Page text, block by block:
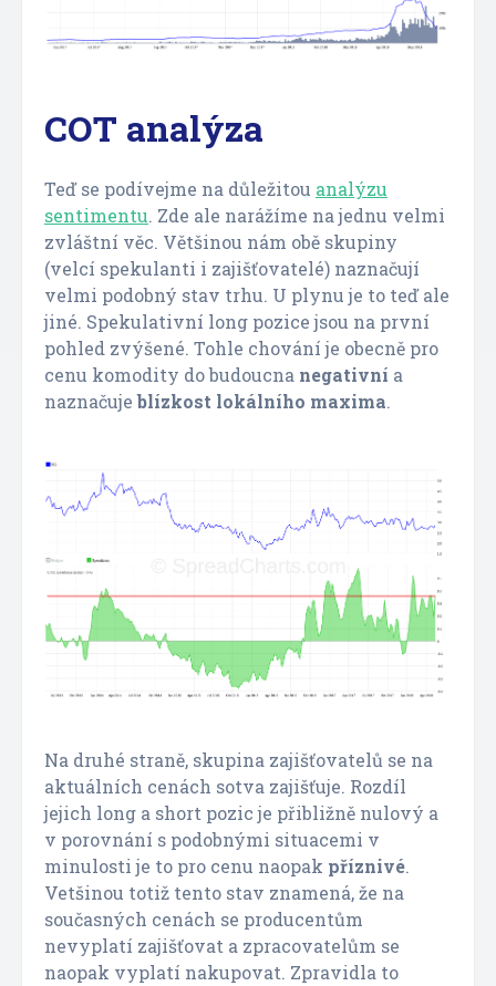
COT analýza
Teď se podívejme na důležitou analýzu
sentimentu. Zde ale narážíme na jednu velmi
zvláštní věc. Většinou nám obě skupiny
(velcí spekulanti i zajišťovatelé) naznačují
velmi podobný stav trhu. U plynu je to teď ale
jiné. Spekulativní long pozice jsou na první
pohled zvýšené. Tohle chování je obecně pro
cenu komodity do budoucna negativní a
naznačujeblízkost lokálního maxima.
Na druhé straně, skupina zajišťovatelů se na
aktuálních cenách sotva zajišťuje. Rozdíl
jejich long a short pozic je přibližně nulový a
v porovnání s podobnými situacemi v
minulosti je to pro cenu naopak příznivé.
Vetšinou totiž tento stav znamená, že na
současných cenách se producentům
nevyplatí zajišťovat a zpracovatelům se
naopak vyplatí nakupovat. Zpravidla to